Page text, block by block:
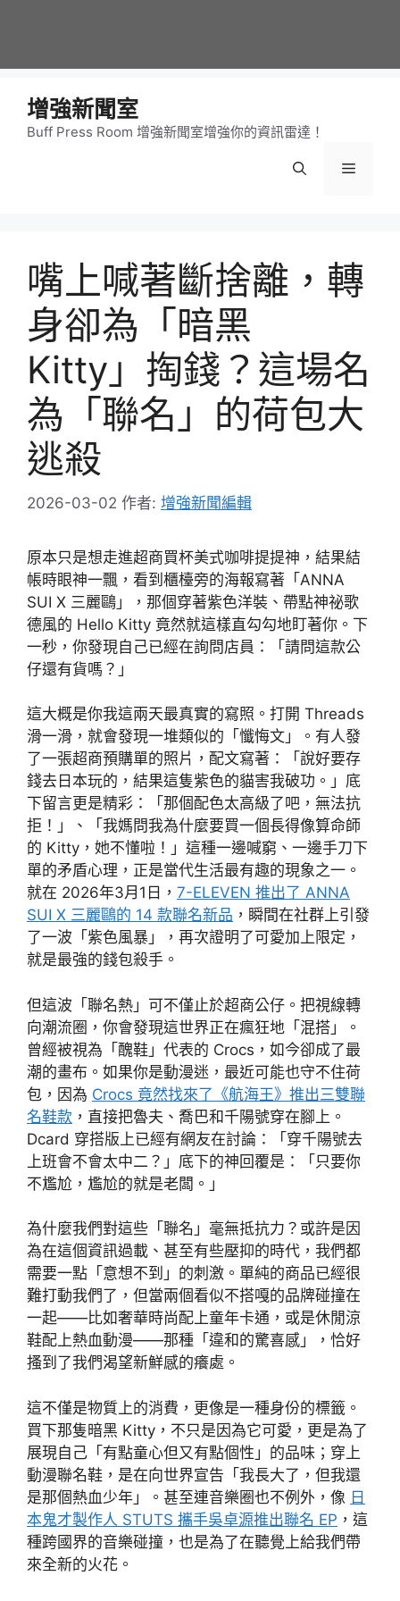
增強新聞室
Buff Press Room 增強新聞室增強你的資訊雷達！
選
嘴上喊著斷捨離，轉
身卻為「暗黑
Kitty」掏錢？這場名
為「聯名」的荷包大
逃殺
2026-03-02 作者: 增強新聞編輯
原本只是想走進超商買杯美式咖啡提提神，結果結
帳時眼神一飄，看到櫃檯旁的海報寫著「ANNA
SUI X 三麗鷗」，那個穿著紫色洋裝、帶點神祕歌
德風的 Hello Kitty 竟然就這樣直勾勾地盯著你。下
一秒，你發現自己已經在詢問店員：「請問這款公
仔還有貨嗎？」
這大概是你我這兩天最真實的寫照。打開 Threads
滑一滑，就會發現一堆類似的「懺悔文」。有人發
了一張超商預購單的照片，配文寫著：「說好要存
錢去日本玩的，結果這隻紫色的貓害我破功。」底
下留言更是精彩：「那個配色太高級了吧，無法抗
拒！」、「我媽問我為什麼要買一個長得像算命師
的 Kitty，她不懂啦！」這種一邊喊窮、一邊手刀下
單的矛盾心理，正是當代生活最有趣的現象之一。
就在 2026年3月1日， 7-ELEVEN 推出了 ANNA
SUI X 三麗鷗的 14 款聯名新品 ，瞬間在社群上引發
了一波「紫色風暴」，再次證明了可愛加上限定，
就是最強的錢包殺手。
但這波「聯名熱」可不僅止於超商公仔。把視線轉
向潮流圈，你會發現這世界正在瘋狂地「混搭」。
曾經被視為「醜鞋」代表的 Crocs，如今卻成了最
潮的畫布。如果你是動漫迷，最近可能也守不住荷
包，因為 Crocs 竟然找來了《航海王》推出三雙聯
名鞋款 ，直接把魯夫、喬巴和千陽號穿在腳上。
Dcard 穿搭版上已經有網友在討論：「穿千陽號去
上班會不會太中二？」底下的神回覆是：「只要你
不尷尬，尷尬的就是老闆。」
為什麼我們對這些「聯名」毫無抵抗力？或許是因
為在這個資訊過載、甚至有些壓抑的時代，我們都
需要一點「意想不到」的刺激。單純的商品已經很
難打動我們了，但當兩個看似不搭嘎的品牌碰撞在
一起——比如奢華時尚配上童年卡通，或是休閒涼
鞋配上熱血動漫——那種「違和的驚喜感」，恰好
搔到了我們渴望新鮮感的癢處。
這不僅是物質上的消費，更像是一種身份的標籤。
買下那隻暗黑 Kitty，不只是因為它可愛，更是為了
展現自己「有點童心但又有點個性」的品味；穿上
動漫聯名鞋，是在向世界宣告「我長大了，但我還
是那個熱血少年」。甚至連音樂圈也不例外，像 日
本鬼才製作人 STUTS 攜手吳卓源推出聯名 EP ，這
種跨國界的音樂碰撞，也是為了在聽覺上給我們帶
來全新的火花。